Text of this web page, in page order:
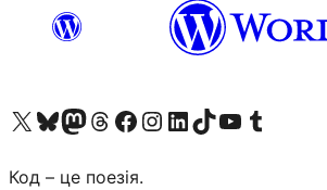
Visit our X (formerly Twitter) account
Visit our Bluesky account
Завітайте до нашої стрічки в Mastodon
Visit our Threads account
Завітайте на нашу сторінку в Facebook
Visit our Instagram account
Visit our LinkedIn account
Visit our TikTok account
Visit our YouTube channel
Visit our Tumblr account
Код – це поезія.